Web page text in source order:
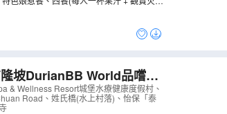
糕+紅茶 （2人1套）、豬肚包雞、高塔
坡DurianBB World品嚐各
城堡水療健康度假村（
& Wellness Resort城堡水療健康度假村、
Road、姓氏橋(水上村落)、怡保「泰